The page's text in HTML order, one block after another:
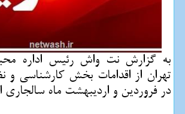
به گزارش نت واش رئیس اداره
تهران از اقدامات بخش كارشناسی و
در فروردین و اردیبهشت ماه سالجاری